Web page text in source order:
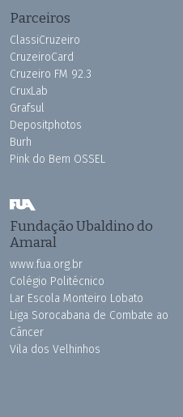
Parceiros
ClassiCruzeiro
CruzeiroCard
Cruzeiro FM 92.3
CruxLab
Grafsul
Depositphotos
Burh
Pink do Bem OSSEL
Fundação Ubaldino do
Amaral
www.fua.org.br
Colégio Politécnico
Lar Escola Monteiro Lobato
Liga Sorocabana de Combate ao
Câncer
Vila dos Velhinhos